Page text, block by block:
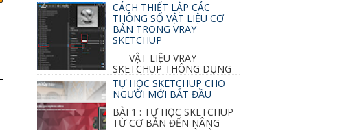
CÁCH THIẾT LẬP CÁC
THÔNG SỐ VẬT LIỆU CƠ
BẢN TRONG VRAY
SKETCHUP
VẬT LIỆU VRAY
SKETCHUP THÔNG DỤNG
NHẤT 1. VẬT LIỆU VRAY INOX BÓNG: ●
Diffuse : đen ● Reflection color ...
TỰ HỌC SKETCHUP CHO
NGƯỜI MỚI BẮT ĐẦU
BÀI 1 : TỰ HỌC SKETCHUP
TỪ CƠ BẢN ĐẾN NÂNG